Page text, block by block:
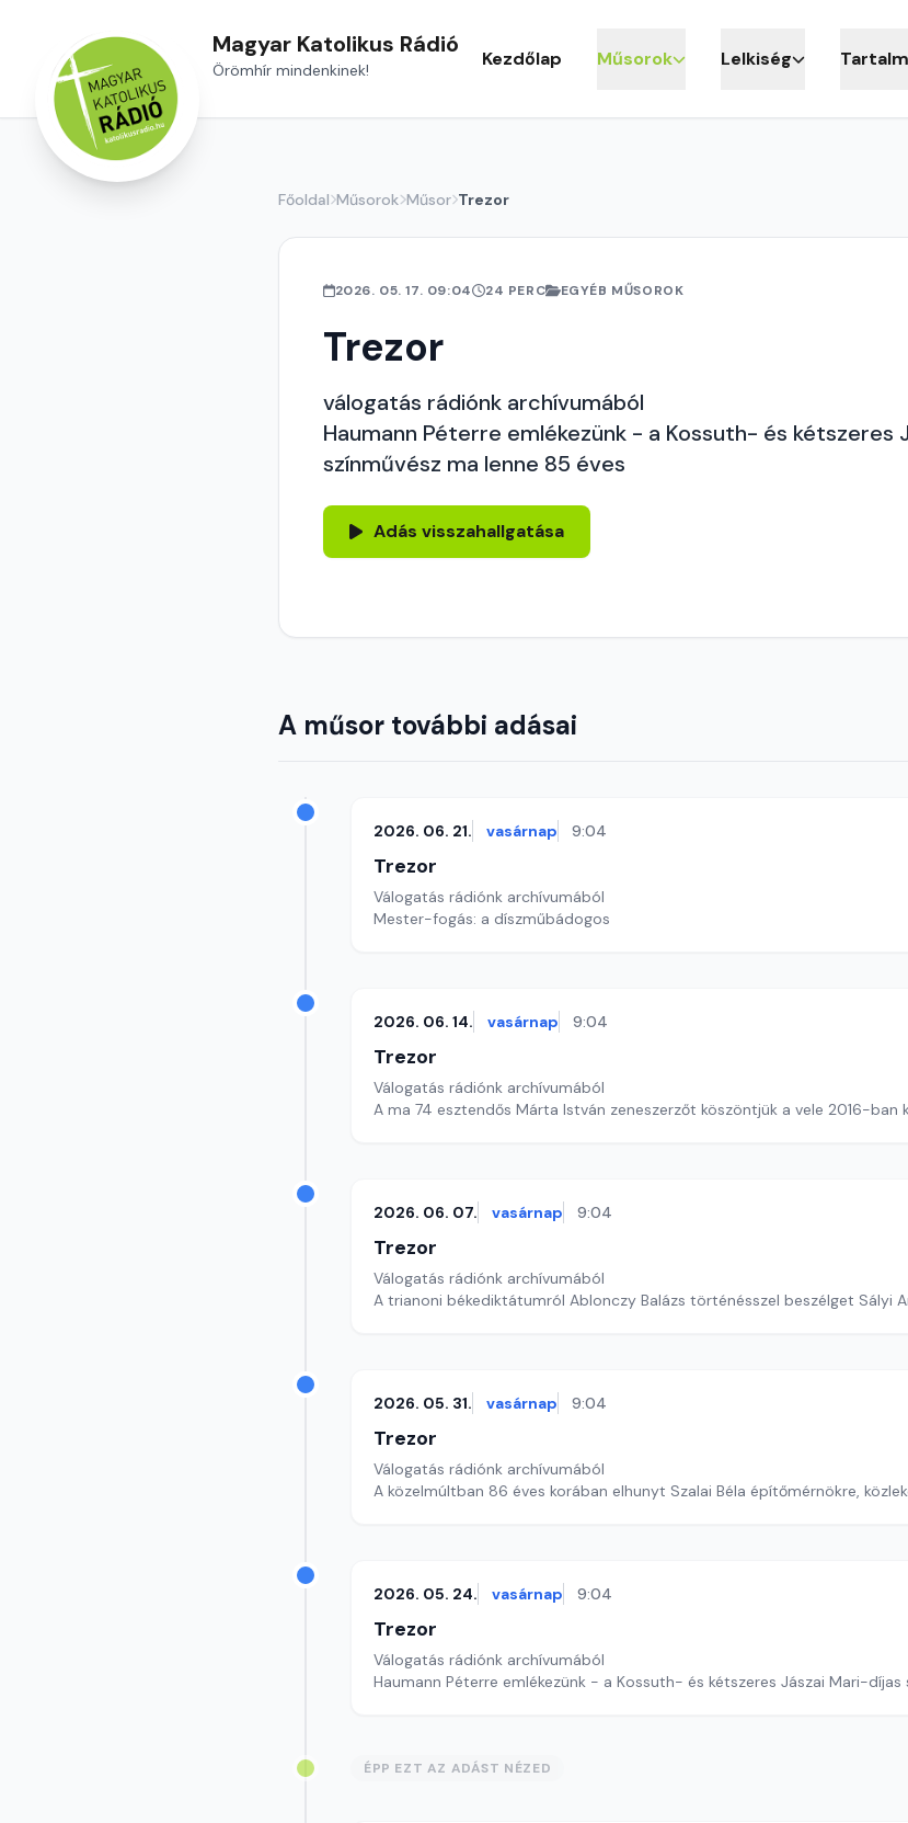
Magyar Katolikus Rádió
Örömhír mindenkinek! Kezdőlap Műsorok Lelkiség
Főoldal Műsorok Műsor Trezor
2026. 05. 17. 09:04 24 PERC EGYÉB MŰSOROK
Trezor
válogatás rádiónk archívumából
Haumann Péterre emlékezünk - a Kossuth- és kétszeres
színművész ma lenne 85 éves
Adás visszahallgatása
A műsor további adásai
2026. 06. 21. vasárnap 9:04
Trezor
Válogatás rádiónk archívumából
Mester-fogás: a díszműbádogos
2026. 06. 14. vasárnap 9:04
Trezor
Válogatás rádiónk archívumából
A ma 74 esztendős Márta István zeneszerzőt köszöntjük a vele 2016-ban
2026. 06. 07. vasárnap 9:04
Trezor
Válogatás rádiónk archívumából
A trianoni békediktátumról Ablonczy Balázs történésszel beszélget Sályi
2026. 05. 31. vasárnap 9:04
Trezor
Válogatás rádiónk archívumából
A közelmúltban 86 éves korában elhunyt Szalai Béla építőmérnökre,
2026. 05. 24. vasárnap 9:04
Trezor
Válogatás rádiónk archívumából
Haumann Péterre emlékezünk - a Kossuth- és kétszeres Jászai Mari-díjas
ÉPP EZT AZ ADÁST NÉZED